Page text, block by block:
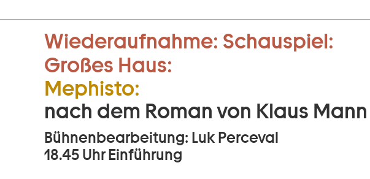
Wiederaufnahme: Schauspiel:
Großes Haus:
Mephisto:
nach dem Roman von Klaus Mann
Bühnenbearbeitung: Luk Perceval
18.45 Uhr Einführung